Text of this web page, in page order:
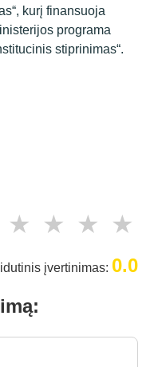
kurį finansuoja
programa
stiprinimas“.
★ ★ ★ ★
įvertinimas: 0.0